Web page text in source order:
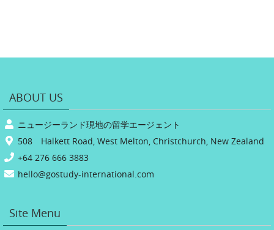
ABOUT US
ニュージーランド現地の留学エージェント
508 Halkett Road, West Melton, Christchurch, New Zealand
+64 276 666 3883
hello@gostudy-international.com
Site Menu